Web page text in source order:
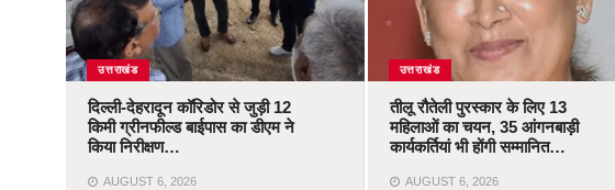
उत्तराखंड
दिल्ली-देहरादून कॉरिडोर से जुड़ी 12
किमी ग्रीनफील्ड बाईपास का डीएम ने
किया निरीक्षण…
AUGUST 6, 2026
उत्तराखंड
तीलू रौतेली पुरस्कार के लिए 13
महिलाओं का चयन, 35 आंगनबाड़ी
कार्यकर्तियां भी होंगी सम्मानित…
AUGUST 6, 2026